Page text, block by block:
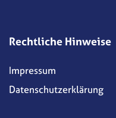
Rechtliche Hinweise
Impressum
Datenschutzerklärung